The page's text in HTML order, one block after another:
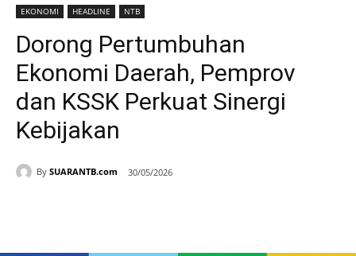
EKONOMI HEADLINE NTB
Dorong Pertumbuhan
Ekonomi Daerah, Pemprov
dan KSSK Perkuat Sinergi
Kebijakan
By SUARANTB.com 30/05/2026